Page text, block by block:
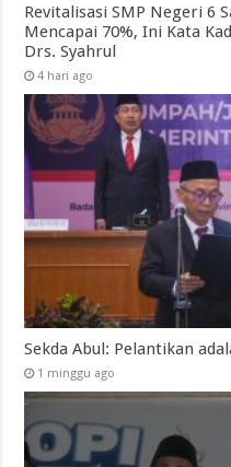
Revitalisasi SMP Negeri 6
Mencapai 70%, Ini Kata
Drs. Syahrul
4 hari ago
Sekda Abul: Pelantikan
1 minggu ago